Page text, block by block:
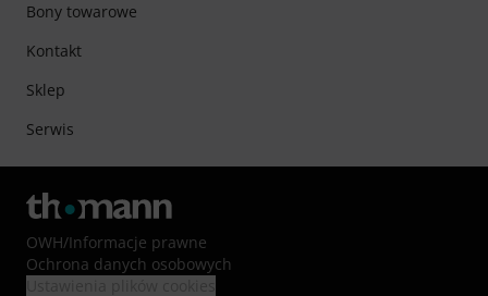
Bony towarowe
Kontakt
Sklep
Serwis
OWH/Informacje prawne
Ochrona danych osobowych